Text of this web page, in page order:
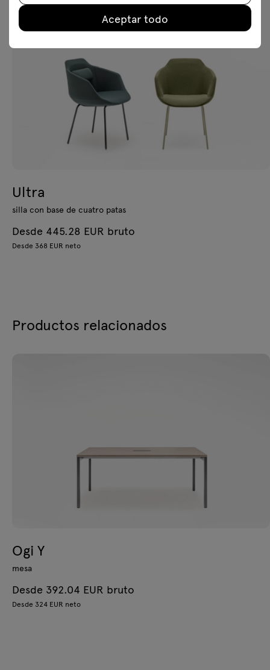
Ultra
silla con base de cuatro patas
Desde 445.28 EUR bruto
Desde 368 EUR neto
Productos relacionados
Ogi Y
mesa
Desde 392.04 EUR bruto
Desde 324 EUR neto
Aceptar todo